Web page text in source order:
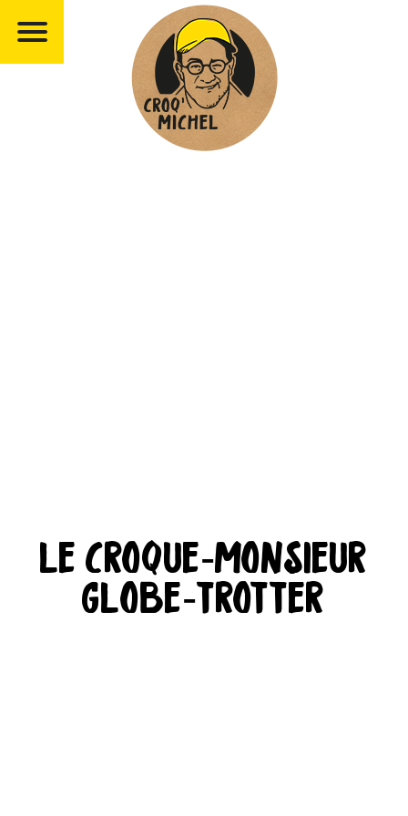
le croque-monsieur
globe-trotter